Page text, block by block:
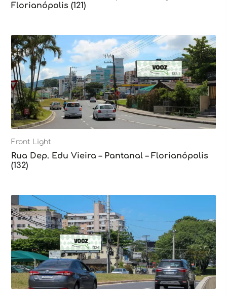
Florianópolis (121)
Front Light
Rua Dep. Edu Vieira – Pantanal – Florianópolis
(132)